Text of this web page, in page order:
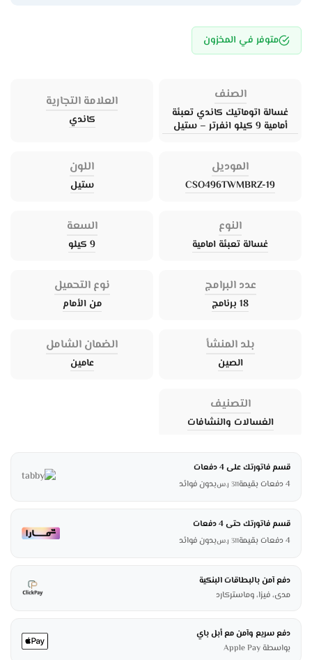
متوفر في المخزون
الصنف
غسالة اتوماتيك كاندي تعبئة
أمامية 9 كيلو انفرتر – ستيل
العلامة التجارية
كاندي
الموديل
CSO496TWMBRZ-19
اللون
ستيل
النوع
غسالة تعبئة امامية
السعة
9 كيلو
عدد البرامج
18 برنامج
نوع التحميل
من الأمام
بلد المنشأ
الصين
الضمان الشامل
عامين
التصنيف
الغسالات والنشافات
قسم فاتورتك على 4 دفعات
4 دفعات بقيمة
311 ر.سبدون فوائد
قسم فاتورتك حتى 4 دفعات
4 دفعات بقيمة
311 ر.سبدون فوائد
دفع آمن بالبطاقات البنكية
مدى، فيزا، وماستركارد
دفع سريع وآمن مع أبل باي
بواسطة Apple Pay